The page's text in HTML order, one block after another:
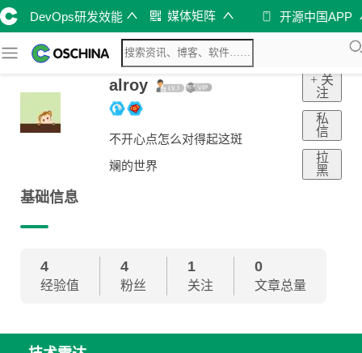
DevOps研发效能 媒体矩阵 开源中国APP
alroy
不开心点怎么对得起这斑
斓的世界
+ 关
注
私
信
拉
黑
基础信息
4
经验值
4
粉丝
1
关注
0
文章总量